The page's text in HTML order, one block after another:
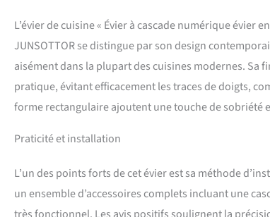
L’évier de cuisine « Évier à cascade numérique évier
JUNSOTTOR se distingue par son design
aisément dans la plupart des cuisines modernes. Sa
pratique, évitant efficacement les traces de doigts,
forme rectangulaire ajoutent une touche de sobriété
Praticité et installation
L’un des points forts de cet évier est sa méthode
un ensemble d’accessoires complets incluant une